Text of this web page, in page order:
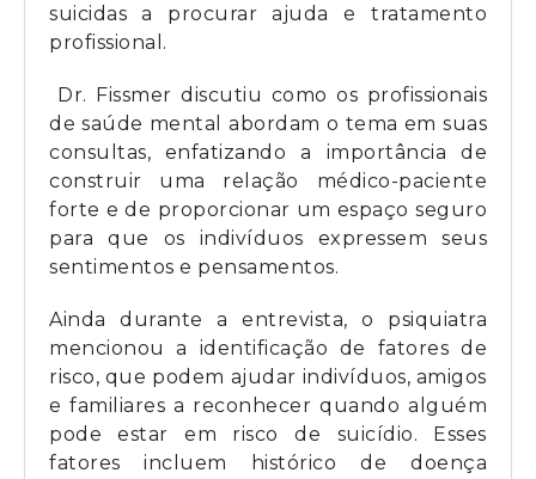
suicidas a procurar ajuda e tratamento
profissional.
Dr. Fissmer discutiu como os profissionais
de saúde mental abordam o tema em suas
consultas, enfatizando a importância de
construir uma relação médico-paciente
forte e de proporcionar um espaço seguro
para que os indivíduos expressem seus
sentimentos e pensamentos.
Ainda durante a entrevista, o psiquiatra
mencionou a identificação de fatores de
risco, que podem ajudar indivíduos, amigos
e familiares a reconhecer quando alguém
pode estar em risco de suicídio. Esses
fatores incluem histórico de doença